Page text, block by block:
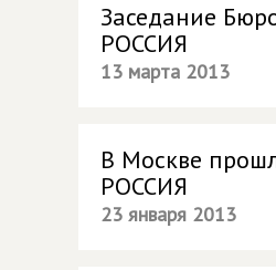
Заседание
РОССИЯ
13 марта 2013
В Москве
РОССИЯ
23 января 2013